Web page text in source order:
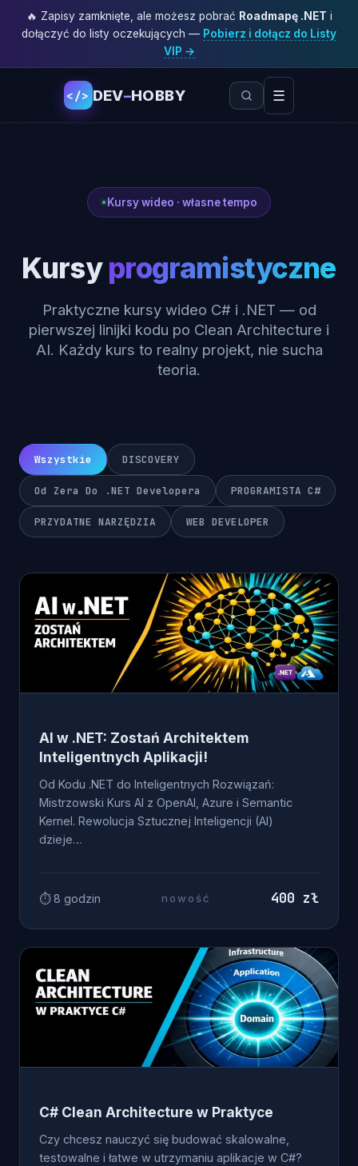
🔥 Zapisy zamknięte, ale możesz pobrać Roadmapę .NET i
dołączyć do listy oczekujących — Pobierz i dołącz do Listy
VIP →
</> DEV–HOBBY ☰
Kursy wideo · własne tempo
Kursyprogramistyczne
Praktyczne kursy wideo C# i .NET — od
pierwszej linijki kodu po Clean Architecture i
AI. Każdy kurs to realny projekt, nie sucha
teoria.
Wszystkie DISCOVERY
Od Zera Do .NET Developera PROGRAMISTA C#
PRZYDATNE NARZĘDZIA WEB DEVELOPER
DISCOVERY
AI w .NET: Zostań Architektem
Inteligentnych Aplikacji!
Od Kodu .NET do Inteligentnych Rozwiązań:
Mistrzowski Kurs AI z OpenAI, Azure i Semantic
Kernel. Rewolucja Sztucznej Inteligencji (AI)
dzieje…
⏱ 8 godzin nowość 400 zł
DISCOVERY
C# Clean Architecture w Praktyce
Czy chcesz nauczyć się budować skalowalne,
testowalne i łatwe w utrzymaniu aplikacje w C#?